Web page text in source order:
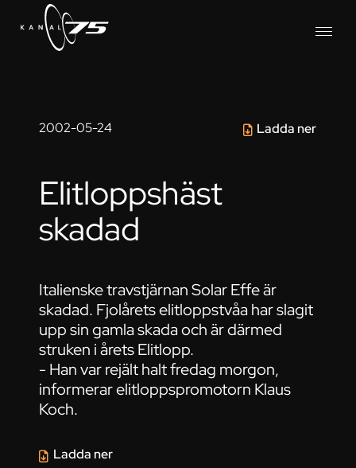
2002-05-24 Ladda ner
Elitloppshäst
skadad
Italienske travstjärnan Solar Effe är
skadad. Fjolårets elitloppstvåa har slagit
upp sin gamla skada och är därmed
struken i årets Elitlopp.
- Han var rejält halt fredag morgon,
informerar elitloppspromotorn Klaus
Koch.
Ladda ner